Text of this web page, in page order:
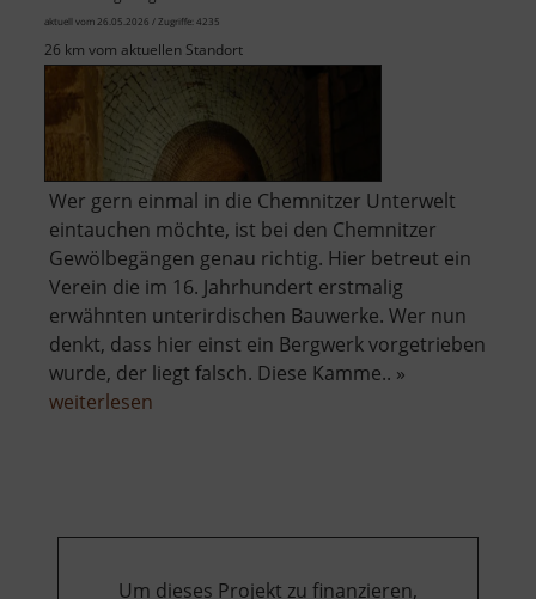
aktuell vom 26.05.2026 / Zugriffe: 4235
26 km vom aktuellen Standort
Wer gern einmal in die Chemnitzer Unterwelt
eintauchen möchte, ist bei den Chemnitzer
Gewölbegängen genau richtig. Hier betreut ein
Verein die im 16. Jahrhundert erstmalig
erwähnten unterirdischen Bauwerke. Wer nun
denkt, dass hier einst ein Bergwerk vorgetrieben
wurde, der liegt falsch. Diese Kamme.. »
weiterlesen
Um dieses Projekt zu finanzieren,